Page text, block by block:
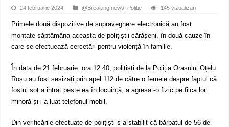
24 februarie 2024 @Breaking news Politie 145 vizualizari
Primele două dispozitive de supraveghere electronică au fost
montate săptămâna aceasta de polițiștii cărășeni, în două cauze în
care se efectuează cercetări pentru violență în familie.
În data de 21 februarie, ora 12.40, polițiști de la Poliția Orașului Oțelu
Roșu au fost sesizați prin apel 112 de către o femeie despre faptul că
fostul soț a intrat peste ea în locuință, a agresat-o fizic pe fiica lor
minoră și i-a luat telefonul mobil.
Din verificările efectuate de polițiști s-a stabilit că bărbatul de 56 de